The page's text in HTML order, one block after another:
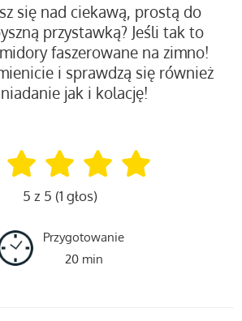
się nad ciekawą, prostą do
przystawką? Jeśli tak to
faszerowane na zimno!
i sprawdzą się również
jak i kolację!
5 z 5 (1 głos)
Przygotowanie
20 min